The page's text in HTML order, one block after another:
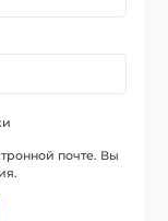
почте. Вы